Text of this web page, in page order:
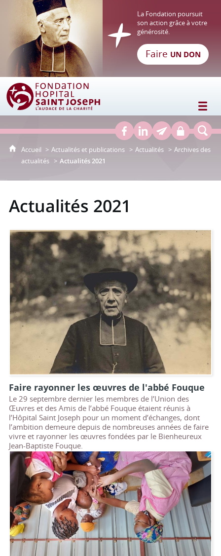
Fondation Hôpital Saint Joseph
La Fondation poursuit
son action grâce à votre
générosité.
Faire UN DON
Accueil Actualités et publications Actualités
Archives des
actualités
Actualités 2021
Actualités 2021
Faire rayonner les œuvres de l'abbé Fouque
Le 29 septembre dernier les membres de l’Union des
Œuvres et des Amis de l’abbé Fouque étaient réunis à
l’Hôpital Saint Joseph pour un moment d’échanges, dont
l’ambition demeure depuis de nombreuses années de faire
vivre et rayonner les œuvres fondées par le Bienheureux
Jean-Baptiste Fouque.